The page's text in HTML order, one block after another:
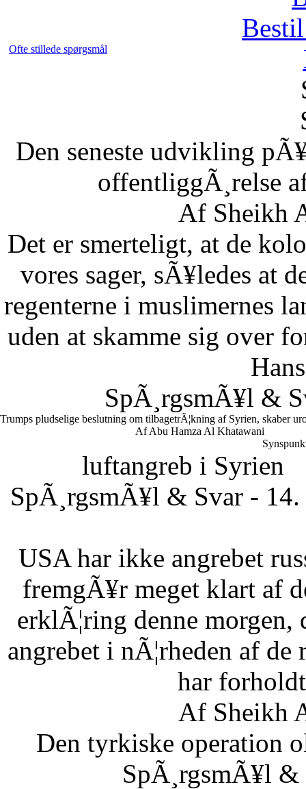
Ofte stillede spørgsmål
Den seneste udvikling
offentliggÃ¸relse
Af Sheikh
Det er smerteligt, at de
vores sager, sÃ¥ledes at
regenterne i muslimernes
uden at skamme sig over
SpÃ¸rgsmÃ¥l &
Trumps pludselige beslutning om tilbagetrÃ¦kning af Syrien, skaber
Af Abu Hamza Al Khatawani
luftangreb i Syrien
SpÃ¸rgsmÃ¥l & Svar -
USA har ikke angrebet
fremgÃ¥r meget klart af
erklÃ¦ring denne
angrebet i nÃ¦rheden af
har
Af Sheikh
Den tyrkiske operation
SpÃ¸rgsmÃ¥l